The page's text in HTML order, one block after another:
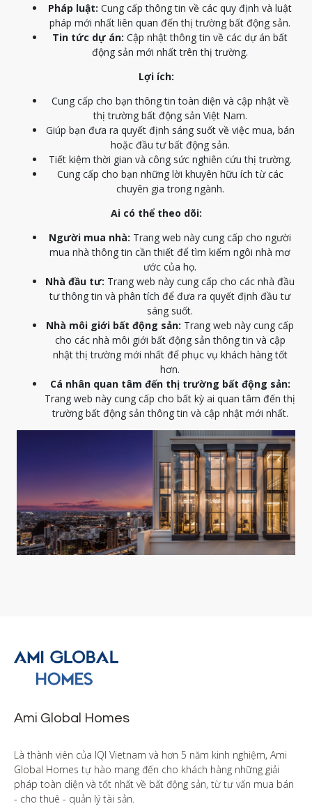
Pháp luật: Cung cấp thông tin về các quy định và luật
pháp mới nhất liên quan đến thị trường bất động sản.
Tin tức dự án: Cập nhật thông tin về các dự án bất
động sản mới nhất trên thị trường.
Lợi ích:
Cung cấp cho bạn thông tin toàn diện và cập nhật về
thị trường bất động sản Việt Nam.
Giúp bạn đưa ra quyết định sáng suốt về việc mua, bán
hoặc đầu tư bất động sản.
Tiết kiệm thời gian và công sức nghiên cứu thị trường.
Cung cấp cho bạn những lời khuyên hữu ích từ các
chuyên gia trong ngành.
Ai có thể theo dõi:
Người mua nhà: Trang web này cung cấp cho người
mua nhà thông tin cần thiết để tìm kiếm ngôi nhà mơ
ước của họ.
Nhà đầu tư: Trang web này cung cấp cho các nhà đầu
tư thông tin và phân tích để đưa ra quyết định đầu tư
sáng suốt.
Nhà môi giới bất động sản: Trang web này cung cấp
cho các nhà môi giới bất động sản thông tin và cập
nhật thị trường mới nhất để phục vụ khách hàng tốt
hơn.
Cá nhân quan tâm đến thị trường bất động sản:
Trang web này cung cấp cho bất kỳ ai quan tâm đến thị
trường bất động sản thông tin và cập nhật mới nhất.
Ami Global Homes
Là thành viên của IQI Vietnam và hơn 5 năm kinh nghiệm, Ami
Global Homes tự hào mang đến cho khách hàng những giải
pháp toàn diện và tốt nhất về bất động sản, từ tư vấn mua bán
- cho thuê - quản lý tài sản.